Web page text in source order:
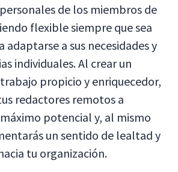
de los miembros de
flexible siempre que sea
adaptarse a sus necesidades y
individuales. Al crear un
propicio y enriquecedor,
redactores remotos a
potencial y, al mismo
un sentido de lealtad y
tu organización.